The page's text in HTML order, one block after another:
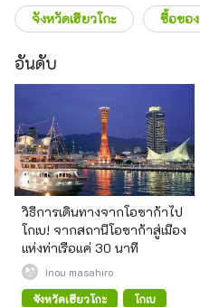
จังหวัดเฮียวโกะ ซื้อของ
อันดับ
วิธีการเดินทางจากโอซาก้าไป
โกเบ! จากสถานีโอซาก้าสู่เมือง
แห่งท่าเรือแค่ 30 นาที
Inou masahiro
จังหวัดเฮียวโกะ
โกเบ